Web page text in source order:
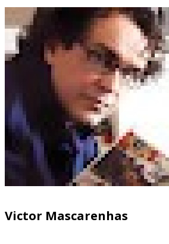
Victor Mascarenhas